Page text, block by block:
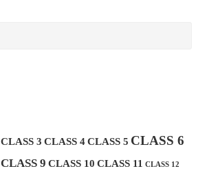
CLASS 3 CLASS 4 CLASS 5 CLASS 6
CLASS 9 CLASS 10 CLASS 11 CLASS 12